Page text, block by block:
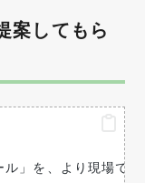
案してもら
」を、より現場で